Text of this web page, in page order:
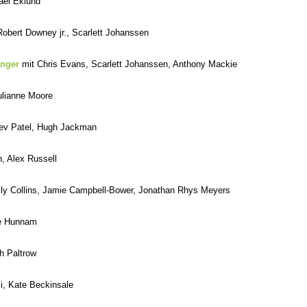
Downey jr., Scarlett Johanssen
mit Chris Evans, Scarlett Johanssen, Anthony Mackie
Moore
Patel, Hugh Jackman
Alex Russell
Collins, Jamie Campbell-Bower, Jonathan Rhys Meyers
Paltrow
Kate Beckinsale